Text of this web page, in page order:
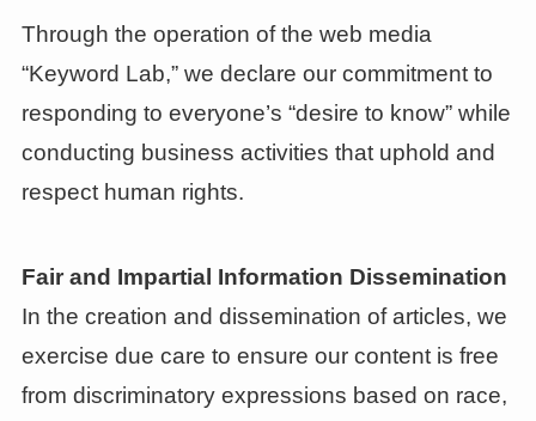
Through the operation of the web media
“Keyword Lab,” we declare our commitment to
responding to everyone’s “desire to know” while
conducting business activities that uphold and
respect human rights.
Fair and Impartial Information Dissemination
In the creation and dissemination of articles, we
exercise due care to ensure our content is free
from discriminatory expressions based on race,